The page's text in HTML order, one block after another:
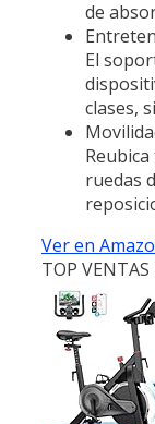
de
El
clases,
ruedas
Ver en
TOP VENTAS